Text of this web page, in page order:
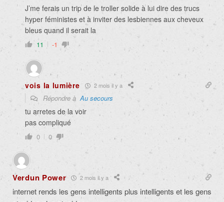
J’me ferais un trip de le troller solide à lui dire des trucs
hyper féministes et à inviter des lesbiennes aux cheveux
bleus quand il serait la
11 -1
vois la lumière 2 mois il y a
Répondre àAu secours
tu arretes de la voir
pas compliqué
0 0
Verdun Power 2 mois il y a
internet rends les gens intelligents plus intelligents et les gens